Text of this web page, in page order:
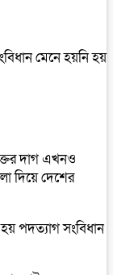
মেনে হয়নি হয়
দাগ এখনও
দিয়ে দেশের
পদত্যাগ সংবিধান